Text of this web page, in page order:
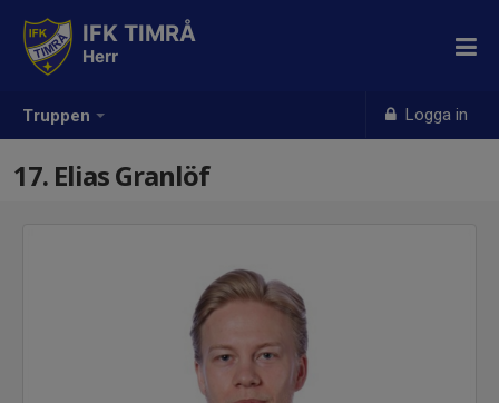
Truppen Logga in
IFK TIMRÅ
Herr
17. Elias Granlöf